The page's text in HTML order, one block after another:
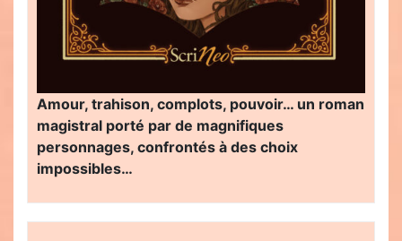
Amour, trahison, complots, pouvoir… un roman
magistral porté par de magnifiques
personnages, confrontés à des choix
impossibles…